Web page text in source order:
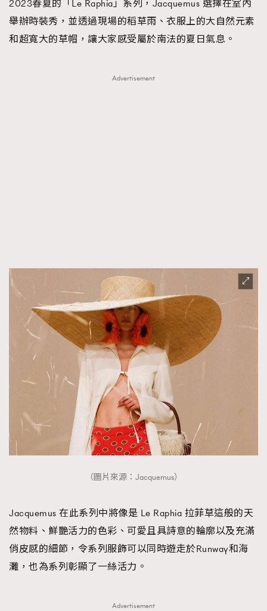
AFrenchMind
DressLikeAParisienne
EmpowerF
FashionWeek FigaroAesthetic
2023春夏的「Le Raphia」系列，Jacquemus 選擇在室內
舉辦時裝秀，並透過現場的稻草雨、衣服上的大自然元素
和超寬大的草帽，讓大家感受屬於南法的夏日氣息。
Advertisement
（圖片來源：Jacquemus）
Jacquemus 在此系列中將像是 Le Raphia 拉菲草這般的天
然物料、鮮艷活力的色彩、可愛且具詩意的輪廓以及充滿
俏皮感的細節，令系列服飾可以同時遊走於Runway和海
灘，也為系列彰顯了一絲活力。
Advertisement